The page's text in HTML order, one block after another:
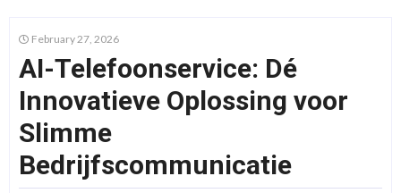
February 27, 2026
AI-Telefoonservice: Dé
Innovatieve Oplossing voor
Slimme
Bedrijfscommunicatie